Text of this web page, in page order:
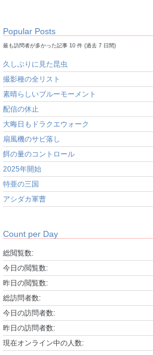
Popular Posts
最も訪問者が多かった記事 10 件 (過去 7 日間)
久しぶりに見た昆虫
撮影種の全リスト
素晴らしいブルーモーメント
配信の休止
大晦日もドラクエウォーク
扇風機のサビ落し
餌の量のコントロール
2025年開始
特亜の三国
アシダカ軍曹
Count per Day
総閲覧数:
今日の閲覧数:
昨日の閲覧数:
総訪問者数:
今日の訪問者数:
昨日の訪問者数:
現在オンライン中の人数: